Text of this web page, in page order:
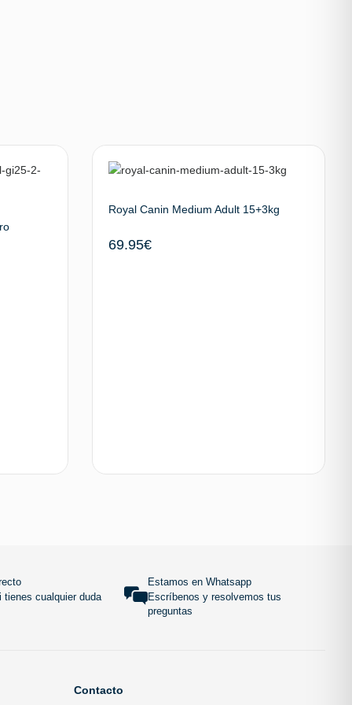
Royal Canin Medium Adult 15+3kg
69.95€
tienes cualquier duda
Estamos en Whatsapp
Escríbenos y resolvemos tus
preguntas
Contacto